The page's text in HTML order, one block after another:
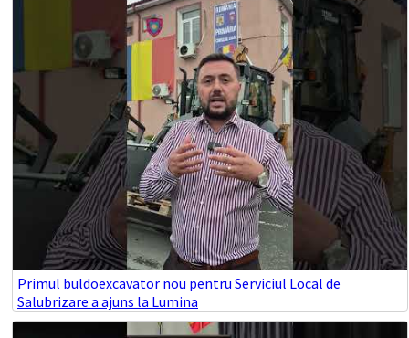
Primul buldoexcavator nou pentru Serviciul Local de
Salubrizare a ajuns la Lumina